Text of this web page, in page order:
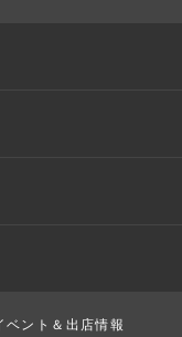
ベント＆出店情報